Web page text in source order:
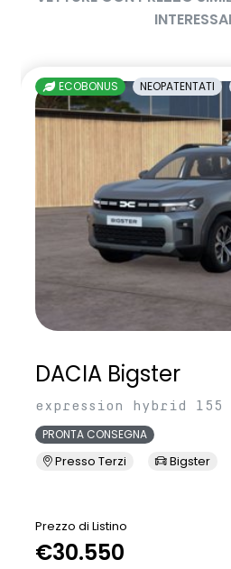
ECOBONUS NEOPATENTATI
DACIA Bigster
expression hybrid 155
PRONTA CONSEGNA
Presso Terzi Bigster
Prezzo di Listino
€30.550